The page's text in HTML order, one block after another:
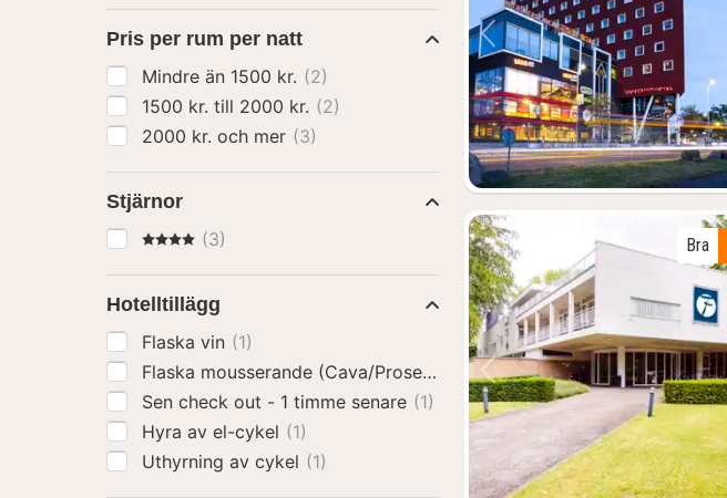
Föregående bild
Föregående bild
Bra
Pris per rum per natt
Mindre än 1500 kr. (2)
1500 kr. till 2000 kr. (2)
2000 kr. och mer (3)
Stjärnor
4 Stjärnor
(3)
Hotelltillägg
Flaska vin (1)
Flaska mousserande (Cava/Prosecco)
(1)
Sen check out - 1 timme senare (1)
Hyra av el-cykel (1)
Uthyrning av cykel (1)